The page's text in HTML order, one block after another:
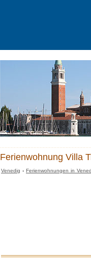
Ferienwohnung Villa
Venedig ›Ferienwohnungen in